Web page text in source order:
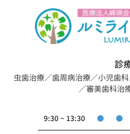
診
虫歯治療／歯周病治療／小児歯
／審美歯科治
9:30 ~ 13:30 ● ●